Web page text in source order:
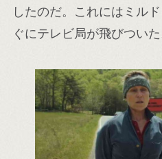
したのだ。これにはミル
ぐにテレビ局が飛びついた